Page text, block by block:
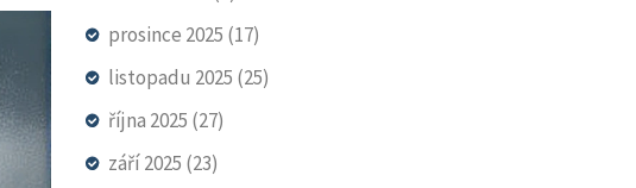
prosince 2025 (17)
listopadu 2025 (25)
října 2025 (27)
září 2025 (23)